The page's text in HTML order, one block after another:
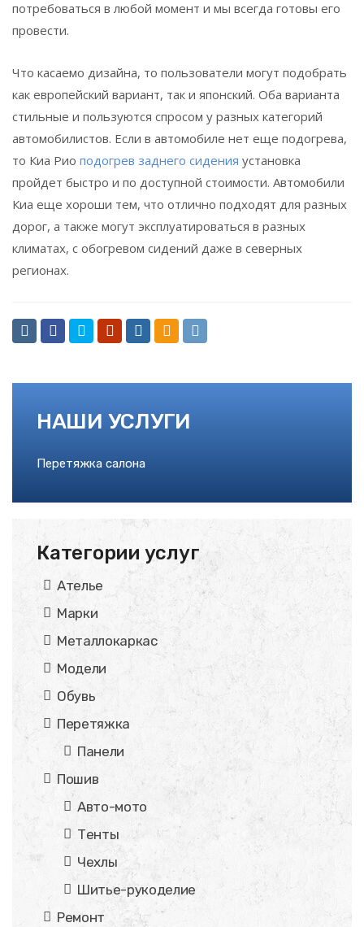
потребоваться в любой момент и мы всегда готовы его
провести.
Что касаемо дизайна, то пользователи могут подобрать
как европейский вариант, так и японский. Оба варианта
стильные и пользуются спросом у разных категорий
автомобилистов. Если в автомобиле нет еще подогрева,
то Киа Рио подогрев заднего сидения установка
пройдет быстро и по доступной стоимости. Автомобили
Киа еще хороши тем, что отлично подходят для разных
дорог, а также могут эксплуатироваться в разных
климатах, с обогревом сидений даже в северных
регионах.
НАШИ УСЛУГИ
Перетяжка салона
Категории услуг
Ателье
Марки
Металлокаркас
Модели
Обувь
Перетяжка
Панели
Пошив
Авто-мото
Тенты
Чехлы
Шитье-рукоделие
Ремонт